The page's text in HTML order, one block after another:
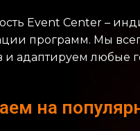
Event Center –
программ. Мы
и адаптируем любые
на